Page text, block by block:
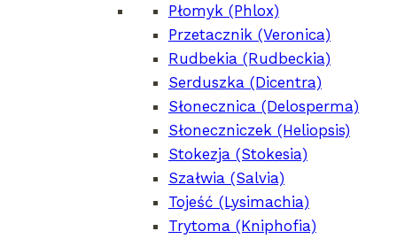
Płomyk (Phlox)
Przetacznik (Veronica)
Rudbekia (Rudbeckia)
Serduszka (Dicentra)
Słonecznica (Delosperma)
Słoneczniczek (Heliopsis)
Stokezja (Stokesia)
Szałwia (Salvia)
Tojeść (Lysimachia)
Trytoma (Kniphofia)
Agapanthus
Double Diamond
′Rfdd′PBR